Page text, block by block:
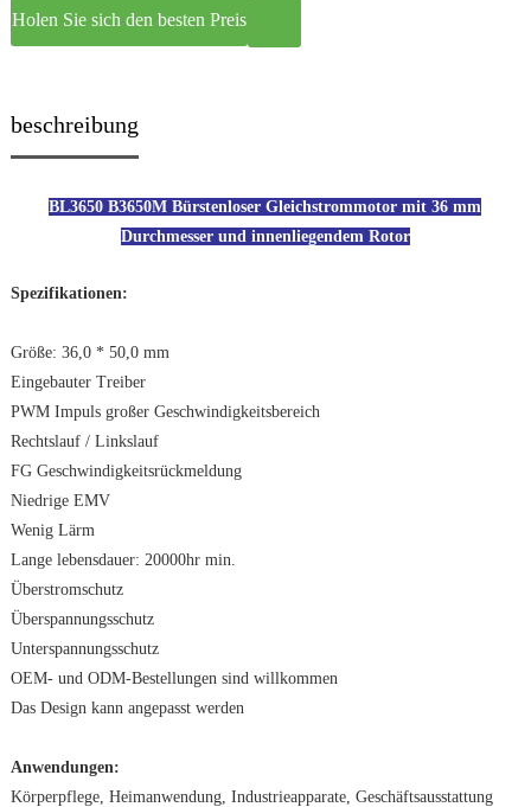
Holen Sie sich den besten Preis
beschreibung
BL3650 B3650M Bürstenloser Gleichstrommotor mit 36 mm
Durchmesser und innenliegendem Rotor
Spezifikationen:
Größe: 36,0 * 50,0 mm
Eingebauter Treiber
PWM Impuls großer Geschwindigkeitsbereich
Rechtslauf / Linkslauf
FG Geschwindigkeitsrückmeldung
Niedrige EMV
Wenig Lärm
Lange lebensdauer: 20000hr min.
Überstromschutz
Überspannungsschutz
Unterspannungsschutz
OEM- und ODM-Bestellungen sind willkommen
Das Design kann angepasst werden
Anwendungen:
Körperpflege, Heimanwendung, Industrieapparate, Geschäftsausstattung